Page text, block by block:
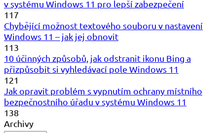
v systému Windows 11 pro lepší zabezpečení
117
Chybějící možnost textového souboru v nastavení
Windows 11 – jak jej obnovit
113
10 účinných způsobů, jak odstranit ikonu Bing a
přizpůsobit si vyhledávací pole Windows 11
121
Jak opravit problém s vypnutím ochrany místního
bezpečnostního úřadu v systému Windows 11
138
Archivy